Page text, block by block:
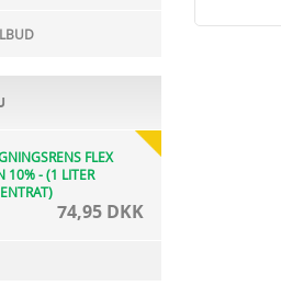
FLEX
10% - (1 LITER
74,95 DKK